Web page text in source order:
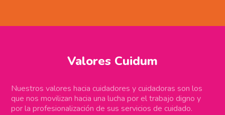
Valores Cuidum
Nuestros valores hacia cuidadores y cuidadoras son los
que nos movilizan hacia una lucha por el trabajo digno y
por la profesionalización de sus servicios de cuidado.